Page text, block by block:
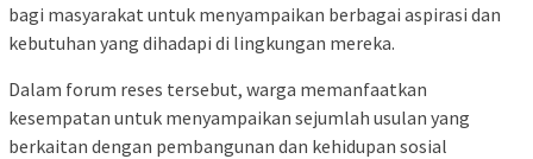
bagi masyarakat untuk menyampaikan berbagai aspirasi dan
kebutuhan yang dihadapi di lingkungan mereka.
Dalam forum reses tersebut, warga memanfaatkan
kesempatan untuk menyampaikan sejumlah usulan yang
berkaitan dengan pembangunan dan kehidupan sosial